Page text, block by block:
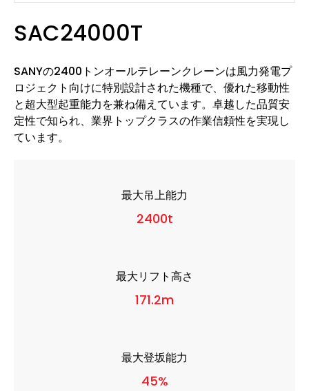
SAC24000T
SANYの2400トンオールテレーンクレーンは風力発電プ
ロジェクト向けに特別設計された機種で、優れた移動性
と超大型起重能力を兼ね備えています。卓越した品質安
定性で知られ、業界トップクラスの作業信頼性を実現し
ています。
最大吊上能力
2400t
最大リフト高さ
171.2m
最大登坂能力
45%